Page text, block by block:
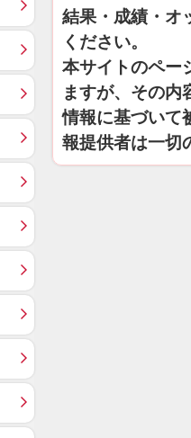
結果・成績・オ
ください。
本サイトのペー
ますが、その内
情報に基づいて
報提供者は一切